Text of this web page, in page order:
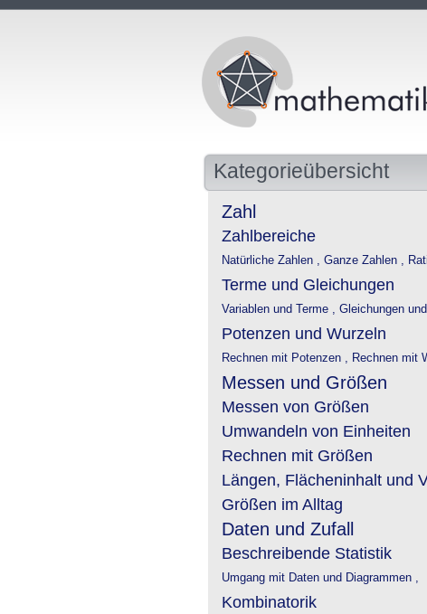
Kategorieübersicht
Zahl
Zahlbereiche
Natürliche Zahlen , Ganze Zahlen ,
Terme und Gleichungen
Variablen und Terme , Gleichungen
Potenzen und Wurzeln
Rechnen mit Potenzen , Rechnen mit
Messen und Größen
Messen von Größen
Umwandeln von Einheiten
Rechnen mit Größen
Längen, Flächeninhalt und
Größen im Alltag
Daten und Zufall
Beschreibende Statistik
Umgang mit Daten und Diagrammen ,
Kombinatorik